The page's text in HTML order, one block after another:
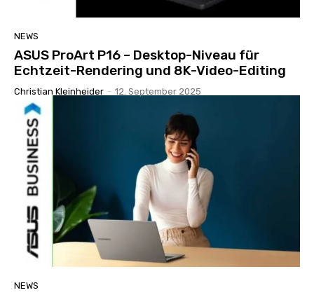
NEWS
ASUS ProArt P16 – Desktop-Niveau für
Echtzeit-Rendering und 8K-Video-Editing
Christian Kleinheider - 12. September 2025
NEWS